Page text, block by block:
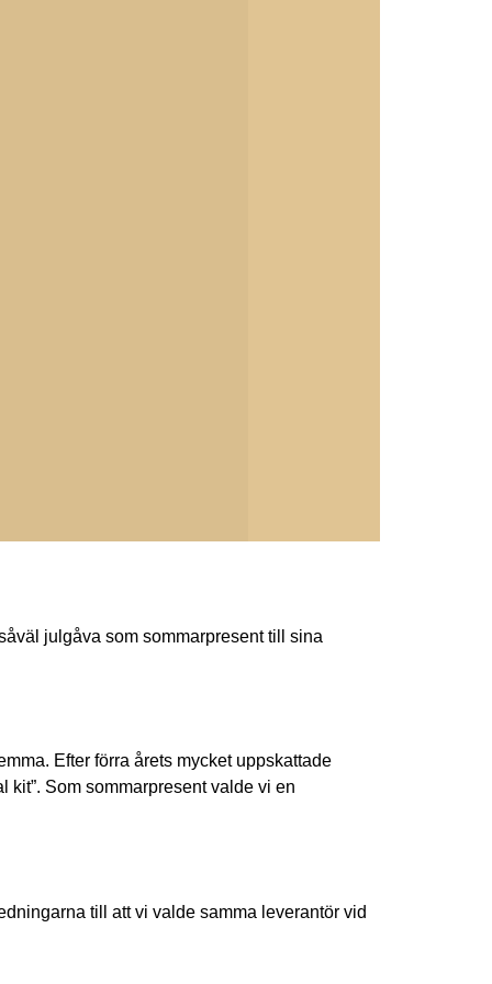
julgåva som sommarpresent till sina
Efter förra årets mycket uppskattade
kit”. Som sommarpresent valde vi en
till att vi valde samma leverantör vid